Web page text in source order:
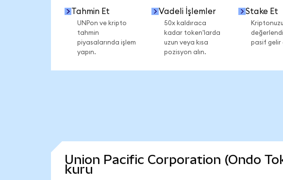
Tahmin Et
UNPon ve kripto
tahmin
piyasalarında işlem
yapın.
Vadeli İşlemler
50x kaldıraca
kadar token'larda
uzun veya kısa
pozisyon alın.
Stake Et
Kriptonuzu
pasif gelir
Union Pacific Corporation (Ondo
kuru